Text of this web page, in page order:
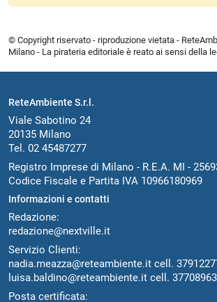
© Copyright riservato - riproduzione vietata -
Milano - La pirateria editoriale è reato ai sensi della
ReteAmbiente S.r.l.
Viale Sabotino 24
20135 Milano
Tel. 02 45487277
Registro Imprese di Milano - R.E.A. MI -
Codice Fiscale e Partita IVA 10966180969
Informazioni e contatti
Redazione:
redazione@nextville.it
Servizio Clienti:
nadia.meazza@reteambiente.it cell.
luisa.baldino@reteambiente.it cell.
Posta certificata: